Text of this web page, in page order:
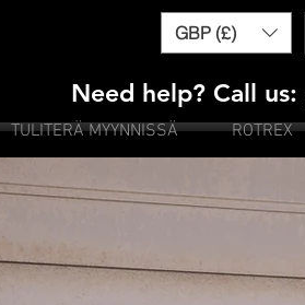
GBP (£)
Need help? Call us:
TULITERÄ MYYNNISSÄ ROTREX